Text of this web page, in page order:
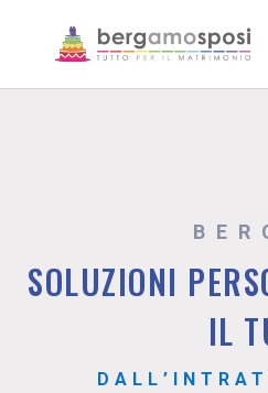
SOLUZIONI
IL